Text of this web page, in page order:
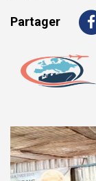
Partager